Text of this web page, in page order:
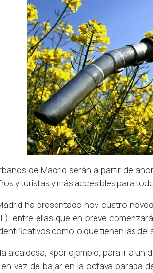
de Madrid serán a partir de
y turistas y más accesibles para
ha presentado hoy cuatro
entre ellas que en breve
como lo que tienen las del
alcaldesa, «por ejemplo, para ir a un
en vez de bajar en la octava parada